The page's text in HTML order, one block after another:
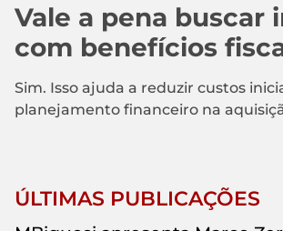
Vale a pena buscar
com benefícios
Sim. Isso ajuda a reduzir custos
planejamento financeiro na
ÚLTIMAS PUBLICAÇÕES